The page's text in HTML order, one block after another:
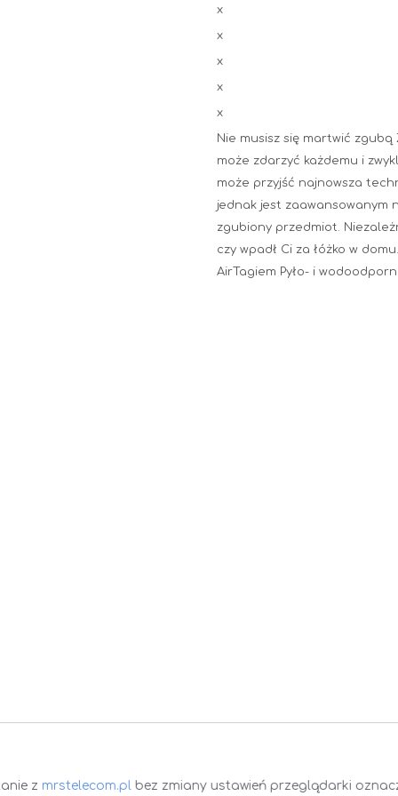
x
x
x
x
x
Nie musisz się martwić
może zdarzyć każdemu i
może przyjść najnowsza
jednak jest zaawansowanym
zgubiony przedmiot.
czy wpadł Ci za łóżko w
AirTagiem Pyło- i
z mrstelecom.plbez zmiany ustawień przeglądarki